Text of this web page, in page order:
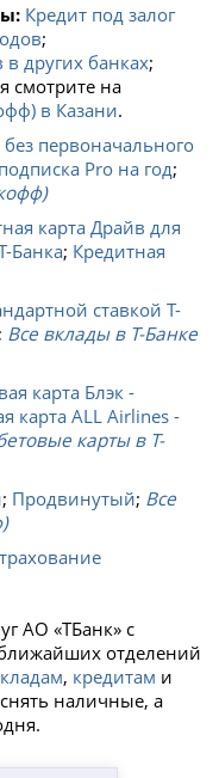
Кредит под залог
;
других банках;
смотрите на
в Казани.
первоначального
Pro на год;
карта Драйв для
Банка; Кредитная
ставкой Т-
; Все вклады в Т-Банке
карта Блэк -
карта ALL Airlines -
карты в Т-
; Продвинутый; Все
АО «ТБанк» с
отделений
, кредитам и
наличные, а